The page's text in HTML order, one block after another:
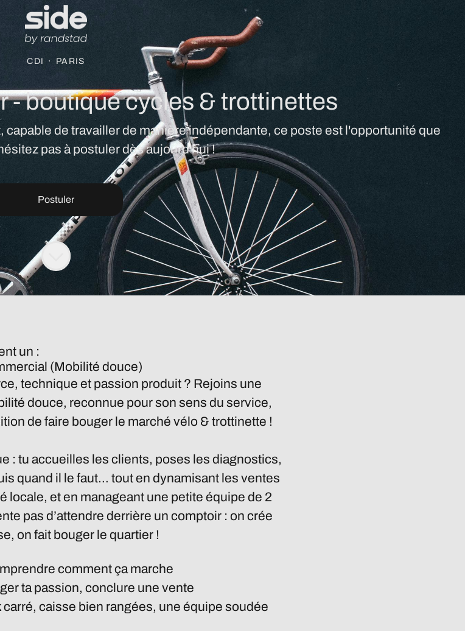
CDI · PARIS
- boutique cycles & trottinettes
de travailler de manière indépendante, ce poste est l'opportunité que
pas à postuler dès aujourd'hui !
Postuler
un :
(Mobilité douce)
technique et passion produit ? Rejoins une
douce, reconnue pour son sens du service,
de faire bouger le marché vélo & trottinette !
: tu accueilles les clients, poses les diagnostics,
quand il le faut… tout en dynamisant les ventes
locale, et en manageant une petite équipe de 2
pas d’attendre derrière un comptoir : on crée
on fait bouger le quartier !
comment ça marche
ta passion, conclure une vente
caisse bien rangées, une équipe soudée